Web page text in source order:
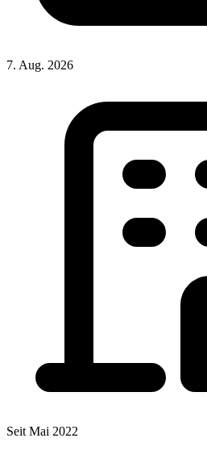
7. Aug. 2026
Seit Mai 2022